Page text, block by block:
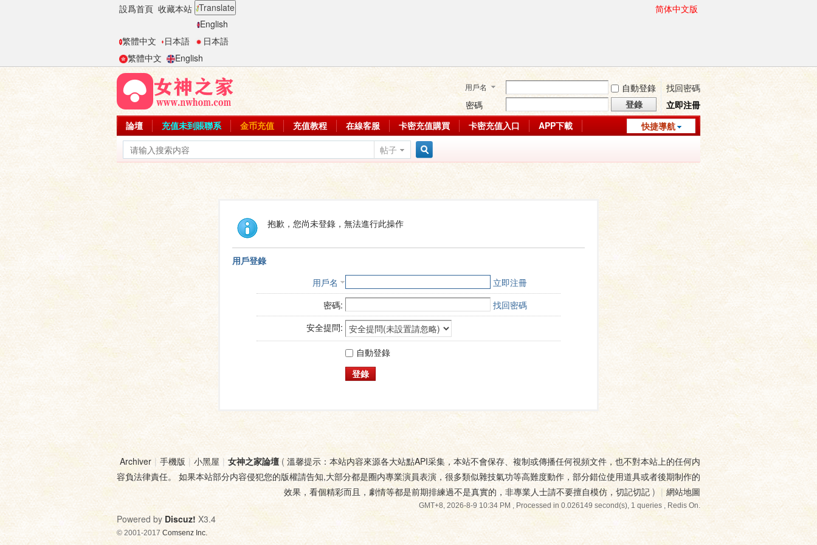
設爲首頁 收藏本站 Translate
English
繁體中文
日本語
日本語
繁體中文
English
简体中文版
用戶名 自動登錄
找回密碼
密碼
登錄
立即注冊
快捷導航
論壇 充值未到賬聯系 金币充值 充值教程 在線客服 卡密充值購買 卡密充值入口
APP下載
帖子
抱歉，您尚未登錄，無法進行此操作
用戶登錄
用戶名
立即注冊
密碼:
找回密碼
安全提問:
自動登錄
登錄
Archiver | 手機版 | 小黑屋 | 女神之家論壇( 溫馨提示：本站内容來源各大站點API采集，本站不會保存、複制或傳播任何視頻文件，也不對本站上的任何内
容負法律責任。 如果本站部分内容侵犯您的版權請告知,大部分都是圈内專業演員表演，很多類似雜技氣功等高難度動作，部分錯位使用道具或者後期制作的
效果，看個精彩而且，劇情等都是前期排練過不是真實的，非專業人士請不要擅自模仿，切記切記 ) | 網站地圖
GMT+8, 2026-8-9 10:34 PM, Processed in 0.026149 second(s), 1 queries , Redis On.
Powered by Discuz! X3.4
© 2001-2017 Comsenz Inc.